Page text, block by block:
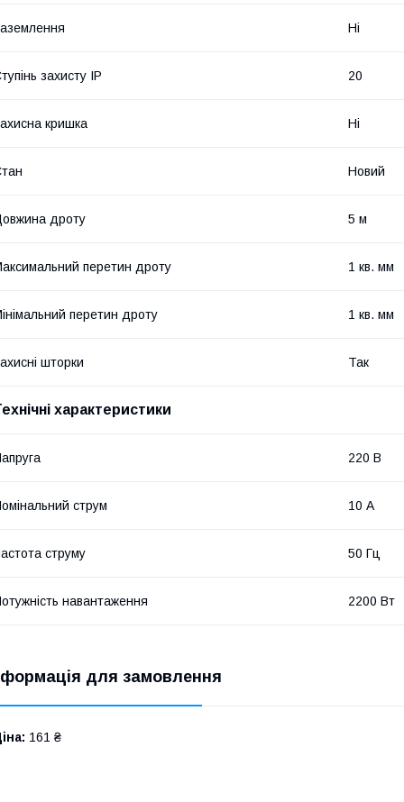
Ні
захисту IP 20
кришка Ні
Новий
дроту 5 м
перетин дроту 1 кв. мм
перетин дроту 1 кв. мм
шторки Так
характеристики
220 В
струм 10 А
струму 50 Гц
навантаження 2200 Вт
для замовлення
161 ₴